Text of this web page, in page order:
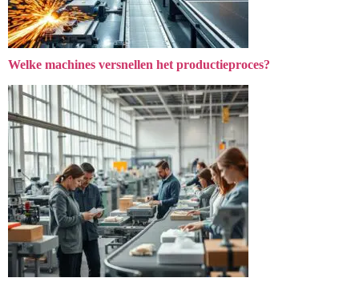
Welke machines versnellen het productieproces?